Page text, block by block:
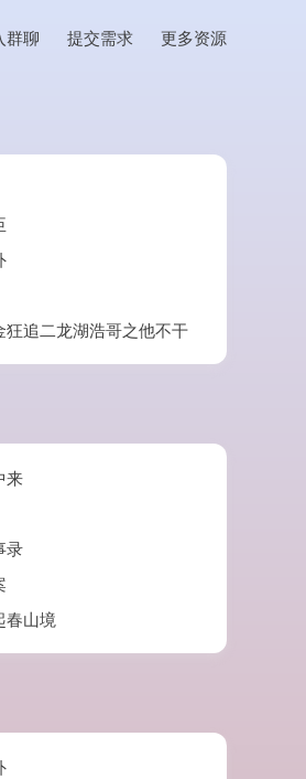
群聊 提交需求 更多资源
狂追二龙湖浩哥之他不干
来
录
春山境